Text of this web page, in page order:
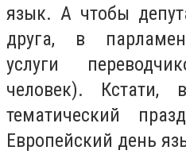
язык. А чтобы
друга, в
услуги
человек). Кстати,
тематический
Европейский день